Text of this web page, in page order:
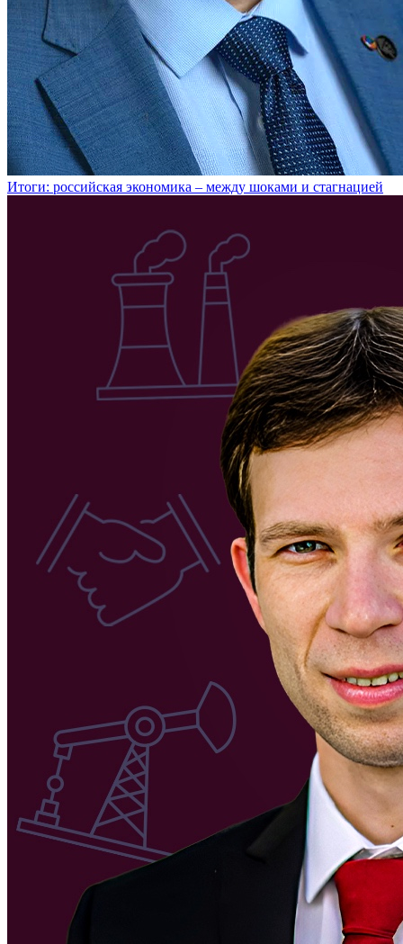
Итоги: российская экономика – между шоками и стагнацией